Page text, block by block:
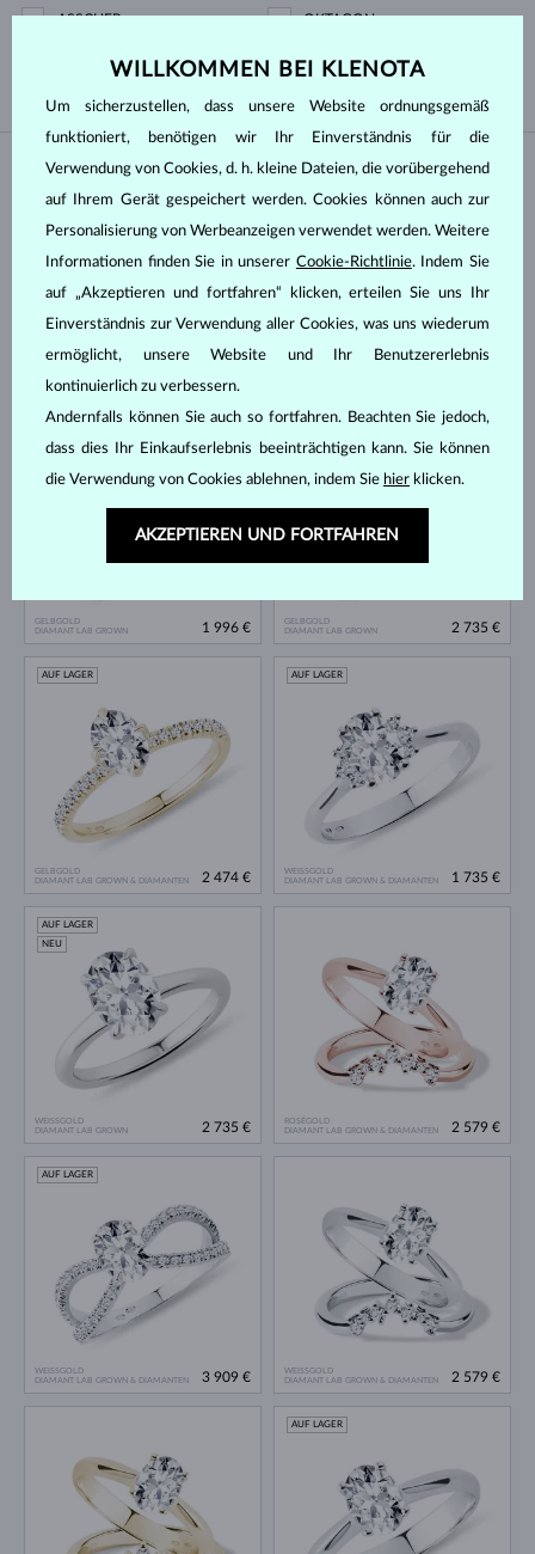
ASSCHER OKTAGON
DIAMANT LAB GROWN
AUF LAGER AUF LAGER
GELBGOLD
DIAMANT LAB GROWN
NEU
1 996 €
GELBGOLD
DIAMANT LAB GROWN
NEU
2 735 €
GELBGOLD
DIAMANT LAB GROWN & DIAMANTEN
AUF LAGER
2 474 €
WEISSGOLD
DIAMANT LAB GROWN & DIAMANTEN
AUF LAGER
1 735 €
WEISSGOLD
DIAMANT LAB GROWN
AUF LAGER
NEU
2 735 €
ROSÉGOLD
DIAMANT LAB GROWN & DIAMANTEN
2 579 €
WEISSGOLD
DIAMANT LAB GROWN & DIAMANTEN
AUF LAGER
3 909 €
WEISSGOLD
DIAMANT LAB GROWN & DIAMANTEN
2 579 €
AUF LAGER
WILLKOMMEN BEI KLENOTA
Um sicherzustellen, dass unsere Website ordnungsgemäß
funktioniert, benötigen wir Ihr Einverständnis für die
Verwendung von Cookies, d. h. kleine Dateien, die vorübergehend
auf Ihrem Gerät gespeichert werden. Cookies können auch zur
Personalisierung von Werbeanzeigen verwendet werden. Weitere
Informationen finden Sie in unserer Cookie-Richtlinie. Indem Sie
auf „Akzeptieren und fortfahren“ klicken, erteilen Sie uns Ihr
Einverständnis zur Verwendung aller Cookies, was uns wiederum
ermöglicht, unsere Website und Ihr Benutzererlebnis
kontinuierlich zu verbessern.
Andernfalls können Sie auch so fortfahren. Beachten Sie jedoch,
dass dies Ihr Einkaufserlebnis beeinträchtigen kann. Sie können
die Verwendung von Cookies ablehnen, indem Sie hier klicken.
AKZEPTIEREN UND FORTFAHREN